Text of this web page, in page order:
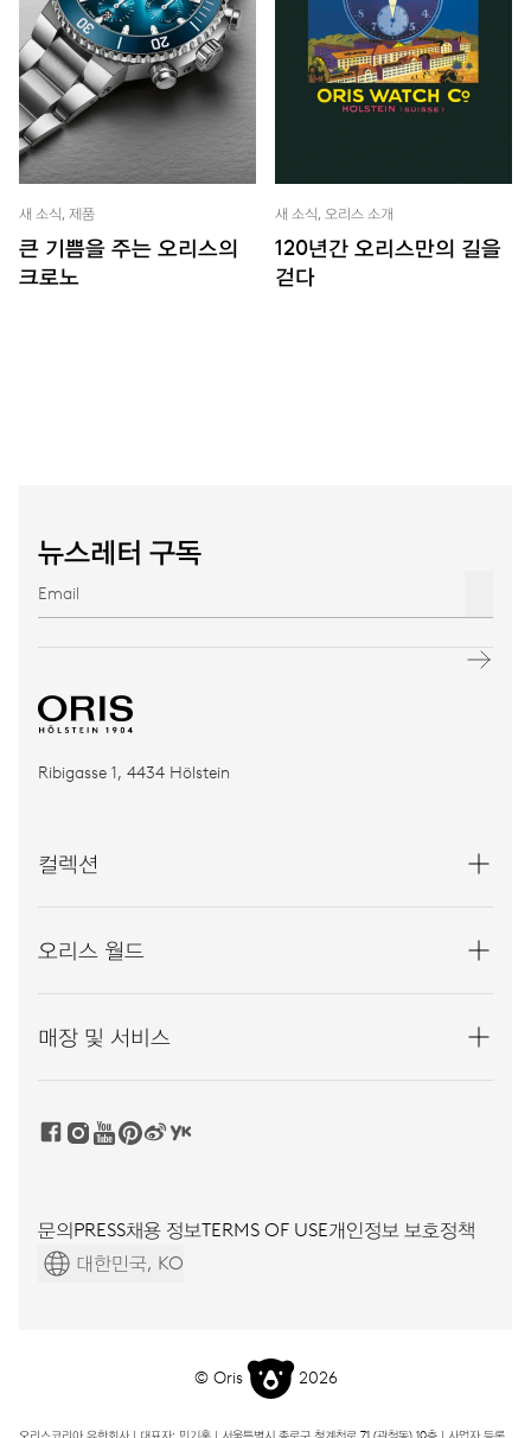
새 소식, 제품
큰 기쁨을 주는 오리스의
크로노
새 소식, 오리스 소개
120년간 오리스만의 길을
걷다
뉴스레터 구독
Ribigasse 1, 4434 Hölstein
컬렉션
오리스 월드
매장 및 서비스
문의PRESS채용 정보TERMS OF USE개인정보 보호정책
대한민국, KO
© Oris 2026